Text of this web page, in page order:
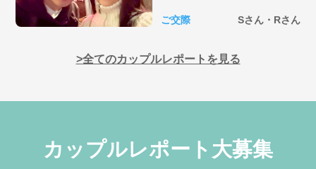
ご交際 Sさん・Rさん
全てのカップルレポートを見る
カップルレポート大募集